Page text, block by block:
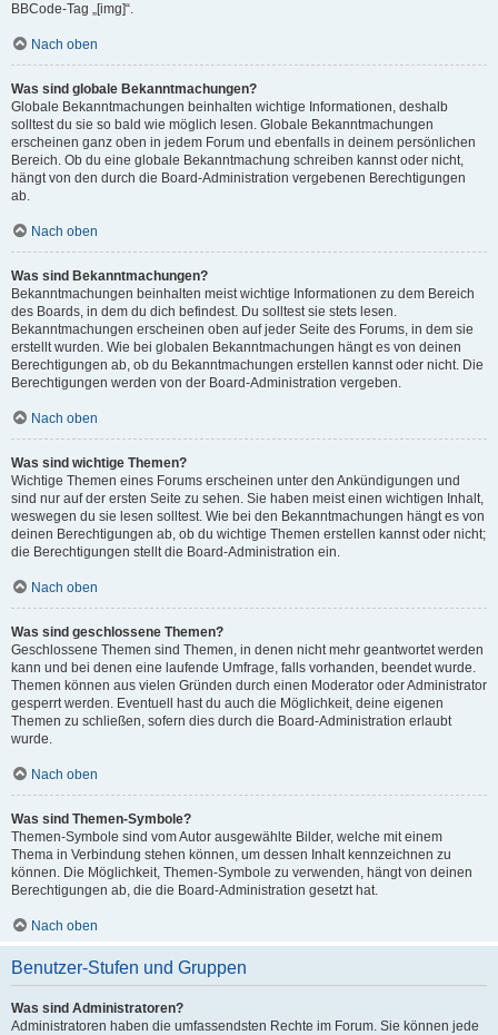
BBCode-Tag „[img]“.
Nach oben
Was sind globale Bekanntmachungen?
Globale Bekanntmachungen beinhalten wichtige Informationen, deshalb
solltest du sie so bald wie möglich lesen. Globale Bekanntmachungen
erscheinen ganz oben in jedem Forum und ebenfalls in deinem persönlichen
Bereich. Ob du eine globale Bekanntmachung schreiben kannst oder nicht,
hängt von den durch die Board-Administration vergebenen Berechtigungen
ab.
Nach oben
Was sind Bekanntmachungen?
Bekanntmachungen beinhalten meist wichtige Informationen zu dem Bereich
des Boards, in dem du dich befindest. Du solltest sie stets lesen.
Bekanntmachungen erscheinen oben auf jeder Seite des Forums, in dem sie
erstellt wurden. Wie bei globalen Bekanntmachungen hängt es von deinen
Berechtigungen ab, ob du Bekanntmachungen erstellen kannst oder nicht. Die
Berechtigungen werden von der Board-Administration vergeben.
Nach oben
Was sind wichtige Themen?
Wichtige Themen eines Forums erscheinen unter den Ankündigungen und
sind nur auf der ersten Seite zu sehen. Sie haben meist einen wichtigen Inhalt,
weswegen du sie lesen solltest. Wie bei den Bekanntmachungen hängt es von
deinen Berechtigungen ab, ob du wichtige Themen erstellen kannst oder nicht;
die Berechtigungen stellt die Board-Administration ein.
Nach oben
Was sind geschlossene Themen?
Geschlossene Themen sind Themen, in denen nicht mehr geantwortet werden
kann und bei denen eine laufende Umfrage, falls vorhanden, beendet wurde.
Themen können aus vielen Gründen durch einen Moderator oder Administrator
gesperrt werden. Eventuell hast du auch die Möglichkeit, deine eigenen
Themen zu schließen, sofern dies durch die Board-Administration erlaubt
wurde.
Nach oben
Was sind Themen-Symbole?
Themen-Symbole sind vom Autor ausgewählte Bilder, welche mit einem
Thema in Verbindung stehen können, um dessen Inhalt kennzeichnen zu
können. Die Möglichkeit, Themen-Symbole zu verwenden, hängt von deinen
Berechtigungen ab, die die Board-Administration gesetzt hat.
Nach oben
Benutzer-Stufen und Gruppen
Was sind Administratoren?
Administratoren haben die umfassendsten Rechte im Forum. Sie können jede